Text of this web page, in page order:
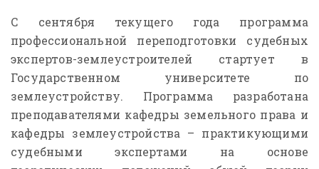
С сентября текущего года программа
профессиональной переподготовки судебных
экспертов-землеустроителей стартует в
Государственном университете по
землеустройству. Программа разработана
преподавателями кафедры земельного права и
кафедры землеустройства – практикующими
судебными экспертами на основе